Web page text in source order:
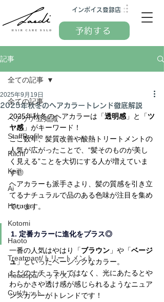
予約する
インボイス登録店
記事
全ての記事
ヘアケア豆知識
StaffProfile
Riichi
Keiji
Ai
Haruna
Kotomi
Haoto
Treatmant/トリートメント
Headspa/ヘッドスパ
Cut/カット
全ての記事
2025年秋冬のヘアカラートレンド徹底解説
2025年9月19日
2025年秋冬のヘアカラーは「透明感 」と「ツ
ヤ感 」がキーワード！
ここ数年、髪質改善や酸熱トリートメントの
人気が広がったことで、“髪そのものが美し
く見える”ことを大切にする人が増えていま
す◎
ヘアカラーも派手さより、髪の質感を引き立
てるナチュラルで品のある色味が注目を集め
ています。
1. 定番カラーに進化をプラス◎
一番の人気はやはり「ブラウン 」や「ベージ
ュ」といったベーシックなカラー。
ただのナチュラルではなく、光にあたるとや
わらかさや透け感が感じられるようなニュア
ンスカラーがトレンドです！